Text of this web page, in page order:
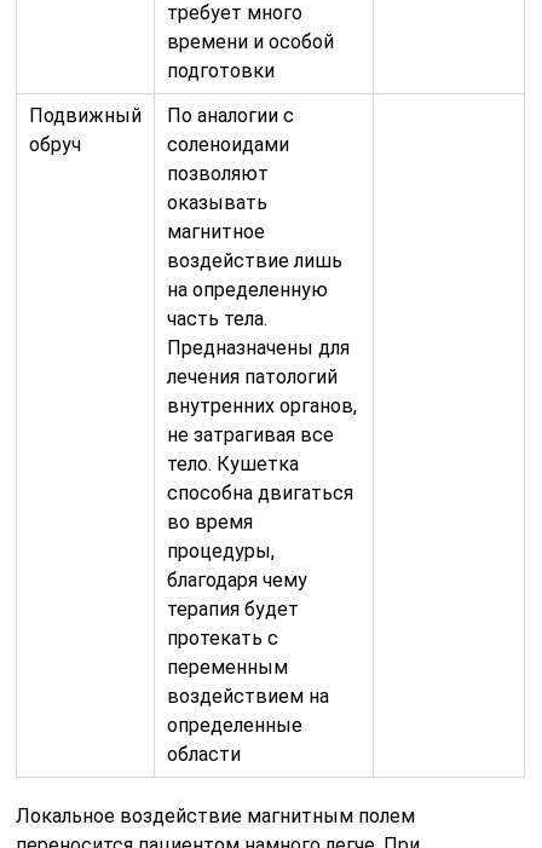
требует много
времени и особой
подготовки
Подвижный
обруч
По аналогии с
соленоидами
позволяют
оказывать
магнитное
воздействие лишь
на определенную
часть тела.
Предназначены для
лечения патологий
внутренних органов,
не затрагивая все
тело. Кушетка
способна двигаться
во время
процедуры,
благодаря чему
терапия будет
протекать с
переменным
воздействием на
определенные
области
Локальное воздействие магнитным полем